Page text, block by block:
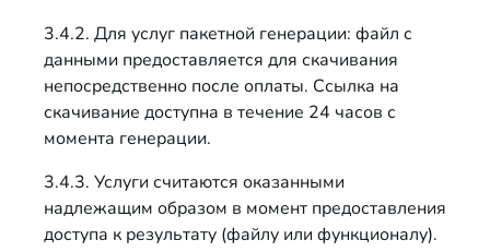
3.4.2. Для услуг пакетной генерации: файл с
данными предоставляется для скачивания
непосредственно после оплаты. Ссылка на
скачивание доступна в течение 24 часов с
момента генерации.
3.4.3. Услуги считаются оказанными
надлежащим образом в момент предоставления
доступа к результату (файлу или функционалу).